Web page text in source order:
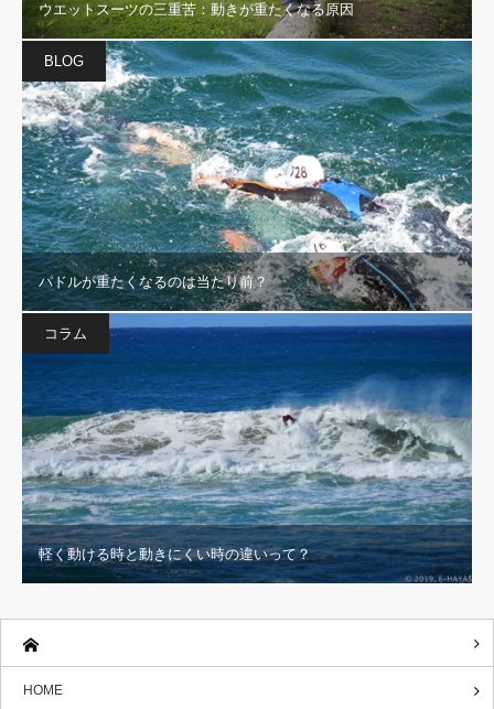
ウエットスーツの三重苦：動きが重たくなる原因
BLOG
パドルが重たくなるのは当たり前？
コラム
軽く動ける時と動きにくい時の違いって？
HOME